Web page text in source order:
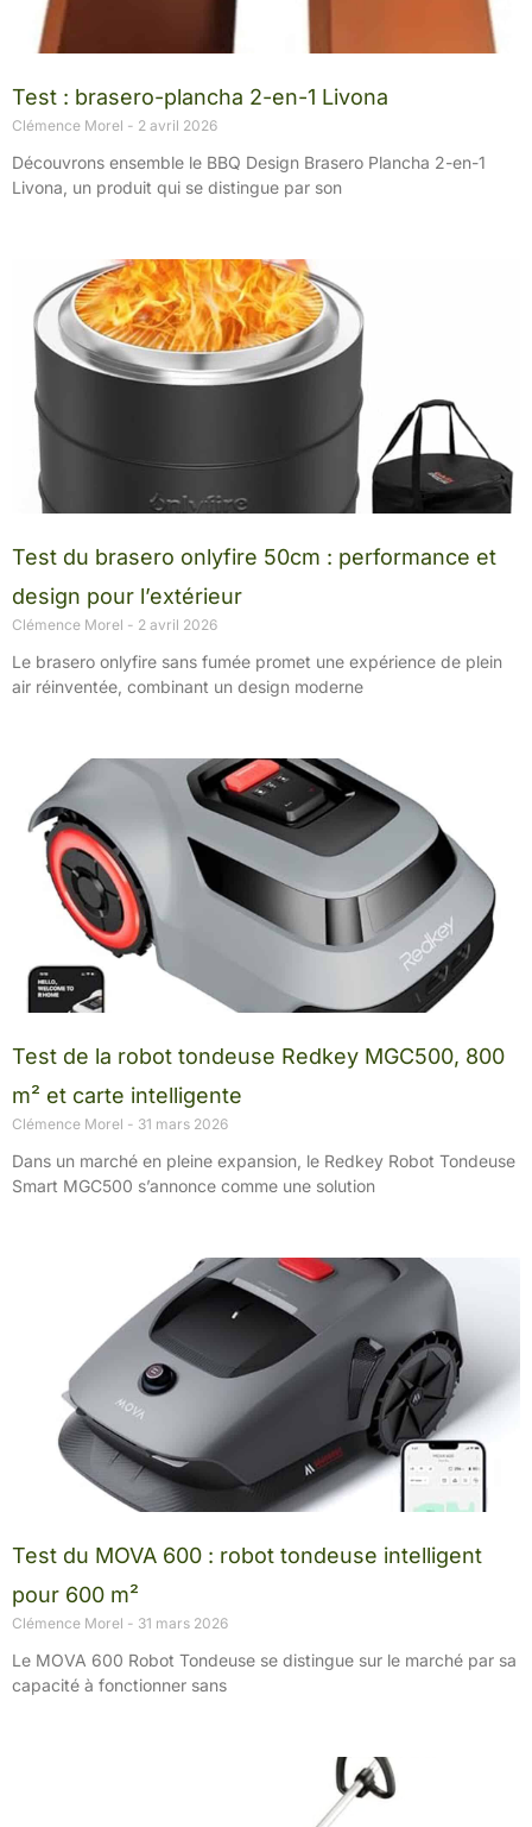
Test : brasero-plancha 2-en-1 Livona
Clémence Morel 2 avril 2026
Découvrons ensemble le BBQ Design Brasero Plancha 2-en-1
Livona, un produit qui se distingue par son
Test du brasero onlyfire 50cm : performance et
design pour l’extérieur
Clémence Morel 2 avril 2026
Le brasero onlyfire sans fumée promet une expérience de plein
air réinventée, combinant un design moderne
Test de la robot tondeuse Redkey MGC500, 800
m² et carte intelligente
Clémence Morel 31 mars 2026
Dans un marché en pleine expansion, le Redkey Robot Tondeuse
Smart MGC500 s’annonce comme une solution
Test du MOVA 600 : robot tondeuse intelligent
pour 600 m²
Clémence Morel 31 mars 2026
Le MOVA 600 Robot Tondeuse se distingue sur le marché par sa
capacité à fonctionner sans